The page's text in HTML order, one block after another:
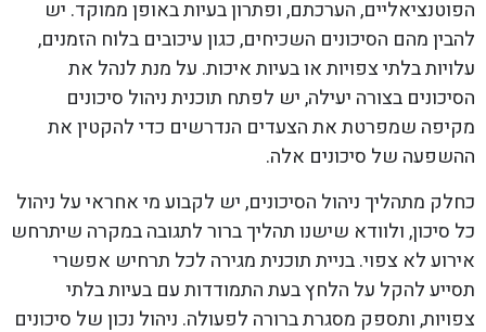
הפוטנציאליים, הערכתם, ופתרון בעיות באופן ממוקד. יש
להבין מהם הסיכונים השכיחים, כגון עיכובים בלוח הזמנים,
עלויות בלתי צפויות או בעיות איכות. על מנת לנהל את
הסיכונים בצורה יעילה, יש לפתח תוכנית ניהול סיכונים
מקיפה שמפרטת את הצעדים הנדרשים כדי להקטין את
ההשפעה של סיכונים אלה.
כחלק מתהליך ניהול הסיכונים, יש לקבוע מי אחראי על ניהול
כל סיכון, ולוודא שישנו תהליך ברור לתגובה במקרה שיתרחש
אירוע לא צפוי. בניית תוכנית מגירה לכל תרחיש אפשרי
תסייע להקל על הלחץ בעת התמודדות עם בעיות בלתי
צפויות, ותספק מסגרת ברורה לפעולה. ניהול נכון של סיכונים